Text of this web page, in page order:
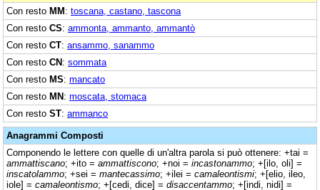
Con resto MM: toscana, castano, tascona
Con resto CS: ammonta, ammanto, ammantò
Con resto CT: ansammo, sanammo
Con resto CN: sommata
Con resto MS: mancato
Con resto MN: moscata, stomaca
Con resto ST: ammanco
Anagrammi Composti
Componendo le lettere con quelle di un'altra parola si può ottenere: +tai =
ammattiscano; +ito = ammattiscono; +noi = incastonammo; +[ilo, oli] =
inscatolammo; +sei = mantecassimo; +ilei = camaleontismi; +[elio, ileo,
iole] = camaleontismo; +[cedi, dice] = disaccentammo; +[indi, nidi] =